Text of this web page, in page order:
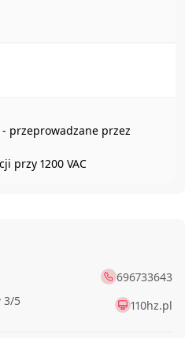
przeprowadzane przez
przy 1200 VAC
3/5
696733643
110hz.pl